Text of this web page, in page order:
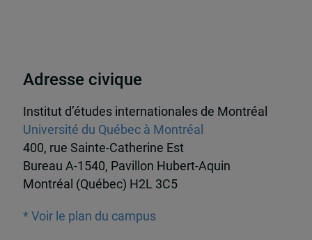
Adresse civique
Institut d’études internationales de Montréal
Université du Québec à Montréal
400, rue Sainte-Catherine Est
Bureau A-1540, Pavillon Hubert-Aquin
Montréal (Québec) H2L 3C5
* Voir le plan du campus